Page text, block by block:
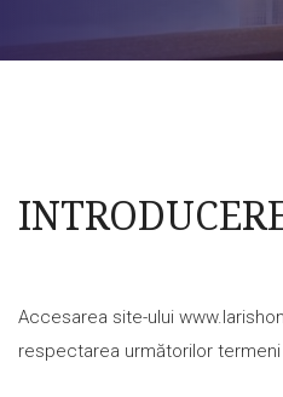
Accesarea site-ului
respectarea următorilor